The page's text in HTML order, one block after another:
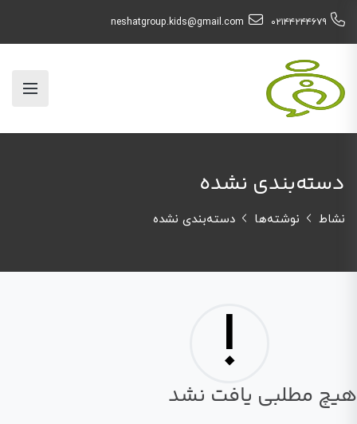
۰۲۱۴۴۲۴۴۶۷۹ neshatgroup.kids@gmail.com
دسته‌بندی نشده
نشاط نوشته‌ها دسته‌بندی نشده
!
هیچ مطلبی یافت نشد